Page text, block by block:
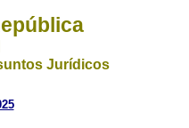
Jurídicos